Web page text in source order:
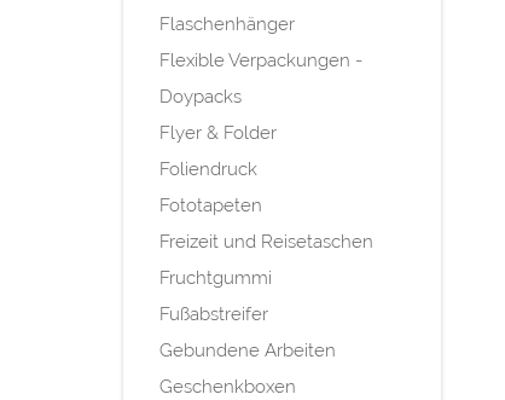
Flaschenhänger
Flexible Verpackungen -
Doypacks
Flyer & Folder
Foliendruck
Fototapeten
Freizeit und Reisetaschen
Fruchtgummi
Fußabstreifer
Gebundene Arbeiten
Geschenkboxen